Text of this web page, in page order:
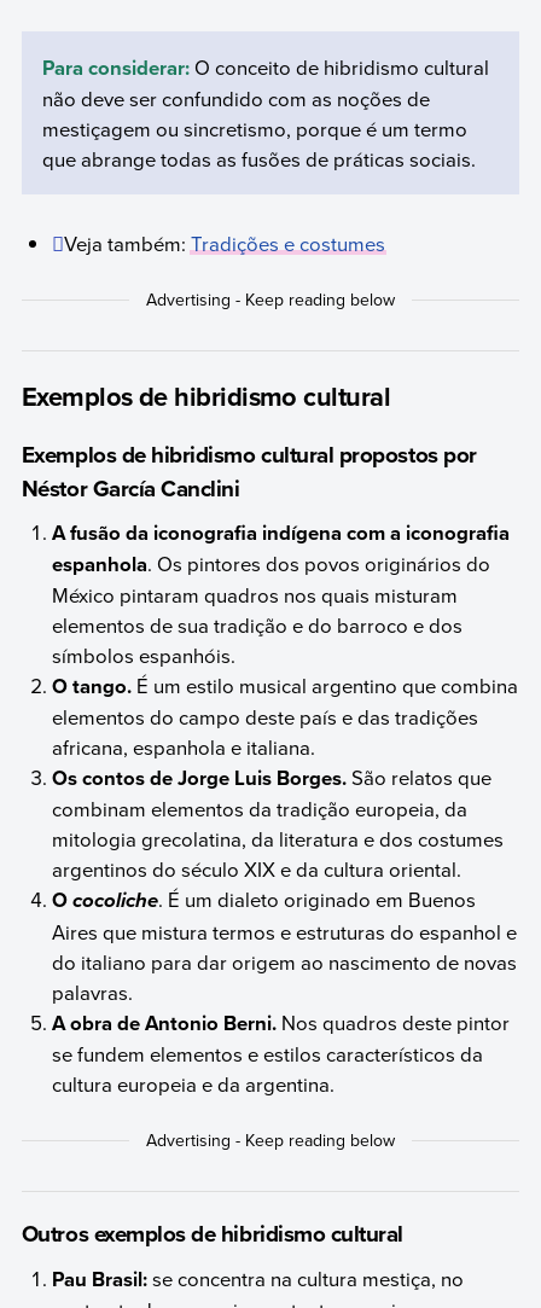
Para considerar:O conceito de hibridismo cultural
não deve ser confundido com as noções de
mestiçagem ou sincretismo, porque é um termo
que abrange todas as fusões de práticas sociais.
Veja também:Tradições e costumes
Exemplos de hibridismo cultural
Exemplos de hibridismo cultural propostos por
Néstor García Canclini
A fusão da iconografia indígena com a iconografia
espanhola. Os pintores dos povos originários do
México pintaram quadros nos quais misturam
elementos de sua tradição e do barroco e dos
símbolos espanhóis.
O tango. É um estilo musical argentino que combina
elementos do campo deste país e das tradições
africana, espanhola e italiana.
Os contos de Jorge Luis Borges.São relatos que
combinam elementos da tradição europeia, da
mitologia grecolatina, da literatura e dos costumes
argentinos do século XIX e da cultura oriental.
Ococoliche. É um dialeto originado em Buenos
Aires que mistura termos e estruturas do espanhol e
do italiano para dar origem ao nascimento de novas
palavras.
A obra de Antonio Berni. Nos quadros deste pintor
se fundem elementos e estilos característicos da
cultura europeia e da argentina.
Outros exemplos de hibridismo cultural
Pau Brasil:se concentra na cultura mestiça, no